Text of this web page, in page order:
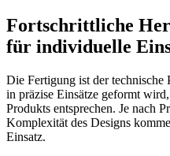
Fortschrittliche
für individuelle
Die Fertigung ist der technische
in präzise Einsätze geformt
Produkts entsprechen. Je nach
Komplexität des Designs
Einsatz.